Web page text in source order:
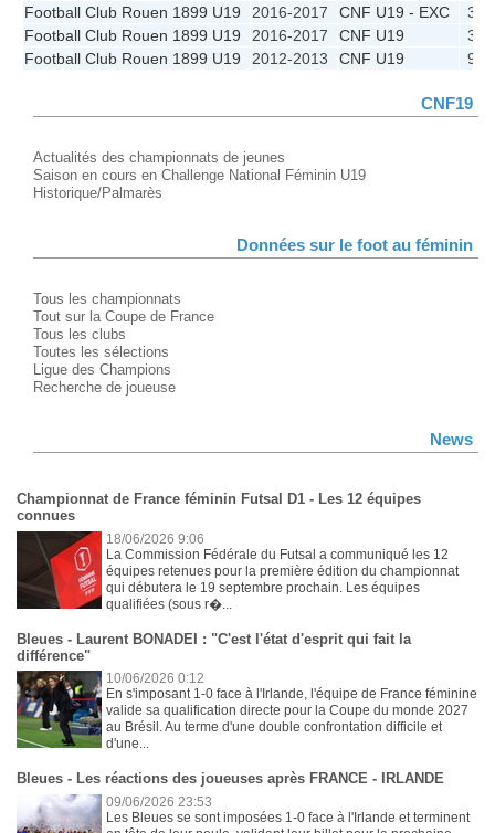
Football Club Rouen 1899 U19
2016-2017 CNF U19 - EXC
3e
Football Club Rouen 1899 U19
2016-2017 CNF U19
3e
Football Club Rouen 1899 U19
2012-2013 CNF U19 9e
CNF19
Actualités des championnats de jeunes
Saison en cours en Challenge National Féminin U19
Historique/Palmarès
Données sur le foot au féminin
Tous les championnats
Tout sur la Coupe de France
Tous les clubs
Toutes les sélections
Ligue des Champions
Recherche de joueuse
News
Championnat de France féminin Futsal D1 - Les 12 équipes
connues
18/06/2026 9:06
La Commission Fédérale du Futsal a communiqué les 12
équipes retenues pour la première édition du championnat
qui débutera le 19 septembre prochain. Les équipes
qualifiées (sous r�...
Bleues - Laurent BONADEI : "C'est l'état d'esprit qui fait la
différence"
10/06/2026 0:12
En s'imposant 1-0 face à l'Irlande, l'équipe de France féminine
valide sa qualification directe pour la Coupe du monde 2027
au Brésil. Au terme d'une double confrontation difficile et
d'une...
Bleues - Les réactions des joueuses après FRANCE - IRLANDE
09/06/2026 23:53
Les Bleues se sont imposées 1-0 face à l'Irlande et terminent